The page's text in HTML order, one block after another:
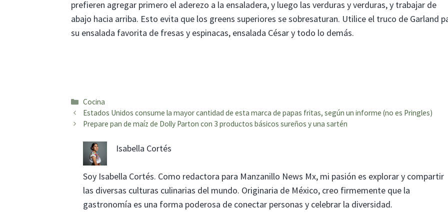
prefieren agregar primero el aderezo a la ensaladera, y luego las verduras y verduras, y trabajar de
abajo hacia arriba. Esto evita que los greens superiores se sobresaturan. Utilice el truco de Garland
su ensalada favorita de fresas y espinacas, ensalada César y todo lo demás.
Categorías
Cocina
Estados Unidos consume la mayor cantidad de esta marca de papas fritas, según un informe (no es Pringles)
Prepare pan de maíz de Dolly Parton con 3 productos básicos sureños y una sartén
Isabella Cortés
Soy Isabella Cortés. Como redactora para Manzanillo News Mx, mi pasión es explorar y compartir
las diversas culturas culinarias del mundo. Originaria de México, creo firmemente que la
gastronomía es una forma poderosa de conectar personas y celebrar la diversidad.